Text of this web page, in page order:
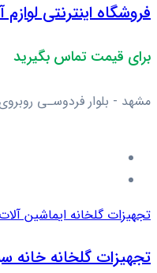
فروشگاه اینترنتی
برای قیمت تماس بگیرید
مشهد - بلوار فردوسـی
تجهیزات گلخانه ایماشین
تجهیزات گلخانه خانه